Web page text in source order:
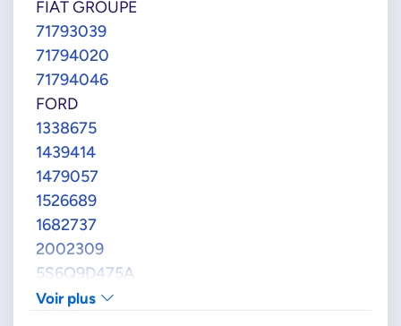
FIAT GROUPE
71793039
71794020
71794046
FORD
1338675
1439414
1479057
1526689
1682737
2002309
5S6Q9D475A
5S6Q9D475AA
Voir plus